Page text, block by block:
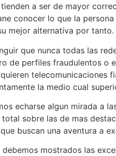
a ser de mayor
conocer lo que la
mejor alternativa por tanto.
que nunca todas las
de perfiles fraudulentos o
telecomunicaciones
la medio cual
echarse algun mirada a
sobre las de mas
buscan una aventura a
debemos mostrados las